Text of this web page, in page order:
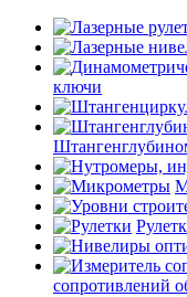
ключи
сопротивлений